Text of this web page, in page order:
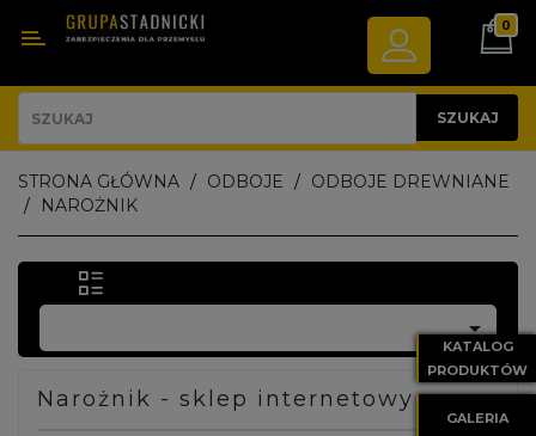
Kategoria
ODBOJE
NAPROWADZACZE
KÓŁ
BARIERY
DROGOWE
WYGRODZENIA
0
SZUKAJ
STRONA GŁÓWNA ODBOJE
ODBOJE DREWNIANE
NAROŻNIK

Narożnik - sklep internetowy
KATALOG
PRODUKTÓW
GALERIA